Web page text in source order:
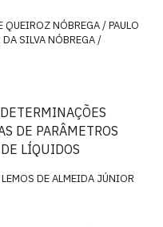
NÓBREGA / PAULO
SILVA NÓBREGA /
DE PARÂMETROS
LÍQUIDOS
DE ALMEIDA JÚNIOR